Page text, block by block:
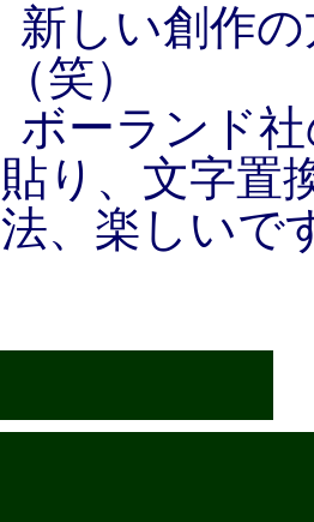
新しい創作
（笑）
ボーランド
貼り、文字置
法、楽しいで